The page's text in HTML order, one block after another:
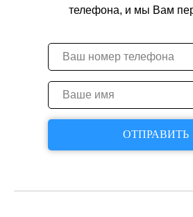
ОТПРАВИТЬ
телефона, и мы Вам